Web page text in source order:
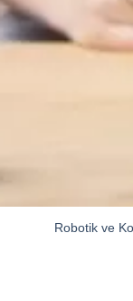
Robotik ve